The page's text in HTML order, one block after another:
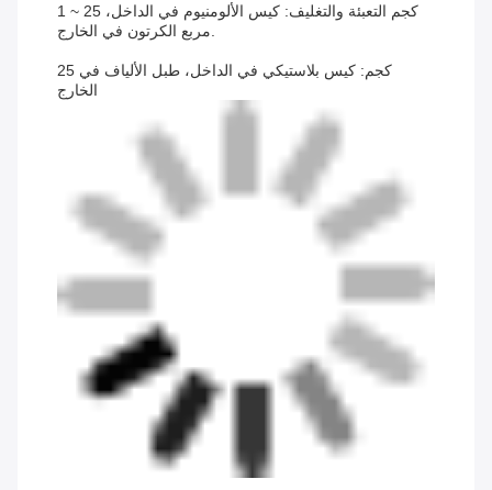
1 ~ 25 كجم التعبئة والتغليف: كيس الألومنيوم في الداخل،
مربع الكرتون في الخارج.
25 كجم: كيس بلاستيكي في الداخل، طبل الألياف في
الخارج